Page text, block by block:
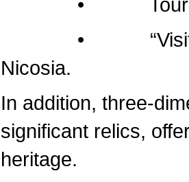
• “Visiting” the
Nicosia.
In addition, three-
significant relics,
heritage.